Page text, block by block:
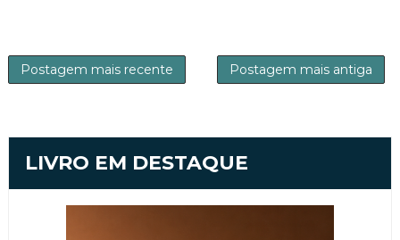
Postagem mais recente Postagem mais antiga
LIVRO EM DESTAQUE